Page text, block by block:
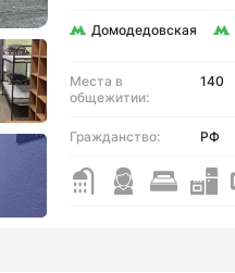
Домодедовская
Места в
общежитии:
140
Гражданство: РФ